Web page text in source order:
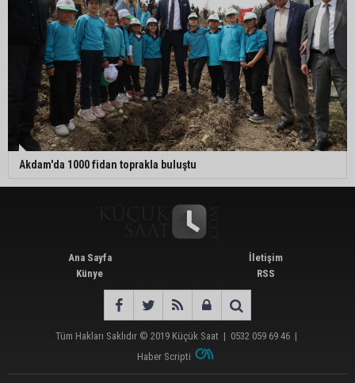
Akdam'da 1000 fidan toprakla buluştu
Ana Sayfa
Künye
İletişim
RSS
Tüm Hakları Saklıdır © 2019 Küçük Saat | 0532 059 69 46 |
Haber Scripti